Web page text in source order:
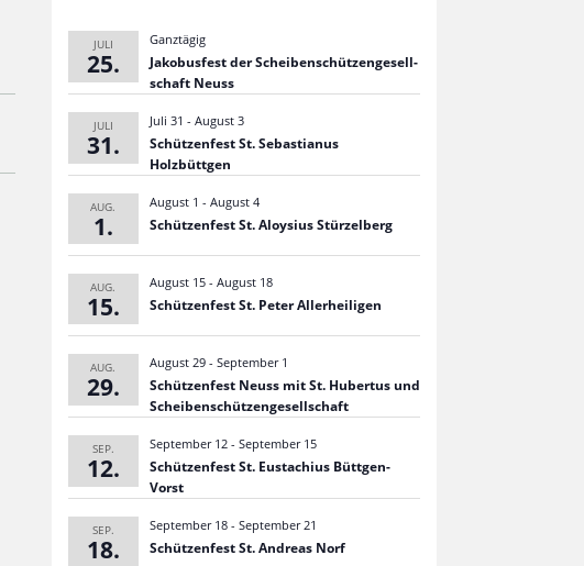
JULI
25
Ganztägig
Jako­bus­fest der Schei­ben­schüt­zen­ge­sell­
schaft Neuss
JULI
31
Juli 31 - August 3
Schüt­zen­fest St. Sebas­tia­nus
Holzbüttgen
AUG.
1
August 1 - August 4
Schüt­zen­fest St. Aloy­sius Stürzelberg
AUG.
15
August 15- August 18
Schüt­zen­fest St. Peter Allerheiligen
AUG.
29
August 29- September 1
Schüt­zen­fest Neuss mit St. Huber­tus und
Scheibenschützengesellschaft
SEP.
12
September 12- September 15
Schüt­zen­fest St. Eusta­chius Büttgen-
Vorst
SEP.
18
September 18- September 21
Schüt­zen­fest St. Andreas Norf